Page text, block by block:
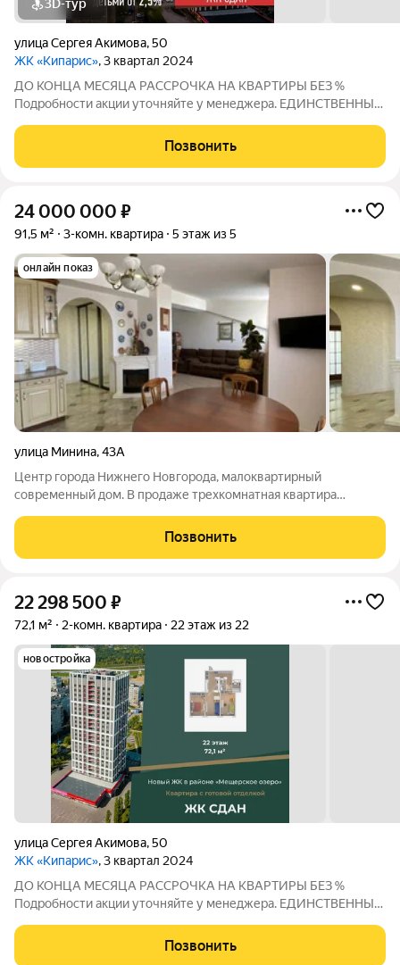
3D-тур
улица Сергея Акимова,50
ЖК «Кипарис», 3 квартал 2024
ДО КОНЦА МЕСЯЦА РАССРОЧКА НА КВАРТИРЫ БЕЗ %
Подробности акции уточняйте у менеджера. ЕДИНСТВЕННЫЙ
единственный на Мещере дом уровня Селект. Это осознанный
выбор качества жизни: продуманные строительные
Позвонить
24 000 000 ₽
91,5 м² 3-комн. квартира 5 этаж из 5
онлайн показ
улица Минина,43А
Центр города Нижнего Новгорода, малоквартирный
современный дом. В продаже трехкомнатная квартира
домов между улицами Большая Печерская и Минина. Кирпич,
хорошая звукоизоляция, статусные соседи.
Позвонить
22 298 500 ₽
72,1 м² 2-комн. квартира 22 этаж из 22
новостройка
улица Сергея Акимова,50
ЖК «Кипарис», 3 квартал 2024
ДО КОНЦА МЕСЯЦА РАССРОЧКА НА КВАРТИРЫ БЕЗ %
Подробности акции уточняйте у менеджера. ЕДИНСТВЕННЫЙ
единственный на Мещере дом уровня Селект. Это осознанный
выбор качества жизни: продуманные строительные
Позвонить